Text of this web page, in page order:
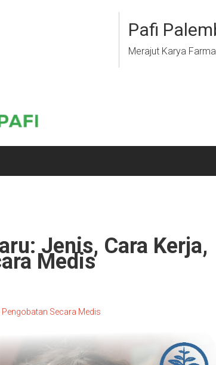
Pafi
Merajut Karya
Jenis, Cara Kerja,
Medis
Pengobatan Secara Medis